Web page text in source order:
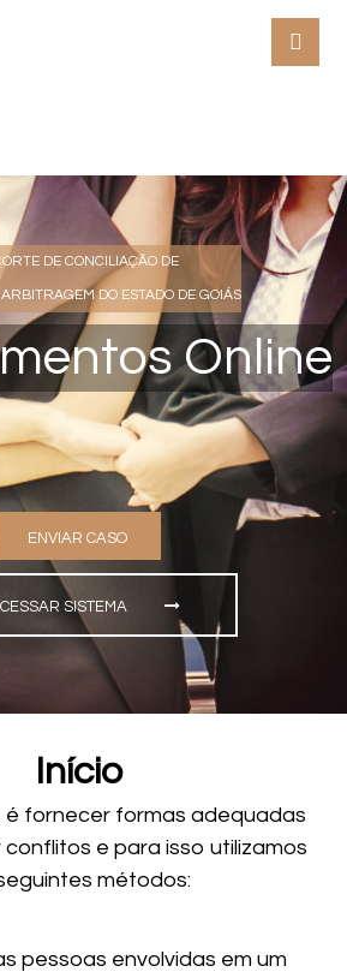
DE CONCILIAÇÃO DE
DO ESTADO DE GOIÁS
mentos Online
ENVIAR CASO
SISTEMA
Início
fornecer formas adequadas
e para isso utilizamos
métodos:
pessoas envolvidas em um